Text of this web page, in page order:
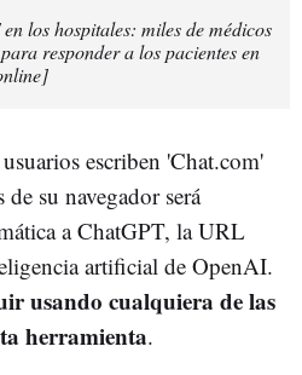
los hospitales: miles de médicos
responder a los pacientes en
escriben 'Chat.com'
su navegador será
a ChatGPT, la URL
artificial de OpenAI.
usando cualquiera de las
herramienta.